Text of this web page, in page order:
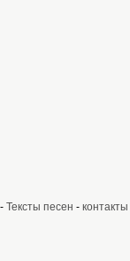
- Тексты песен - контакты